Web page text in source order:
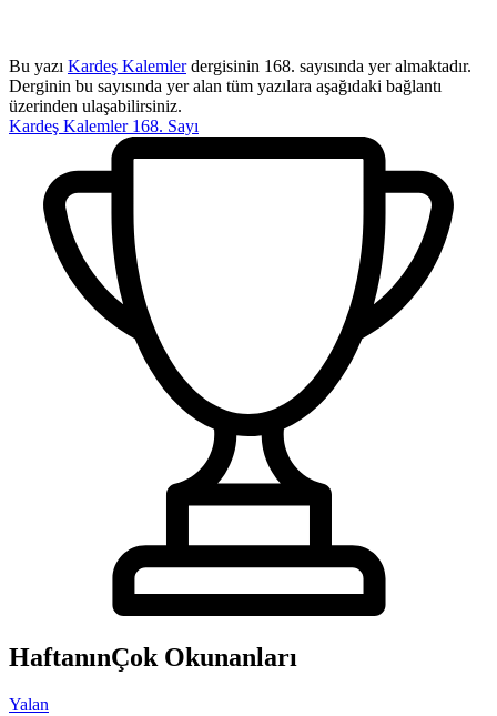
Bu yazı Kardeş Kalemlerdergisinin 168. sayısında yer almaktadır.
Derginin bu sayısında yer alan tüm yazılara aşağıdaki bağlantı
üzerinden ulaşabilirsiniz.
Kardeş Kalemler 168. Sayı
HaftanınÇok Okunanları
Yalan